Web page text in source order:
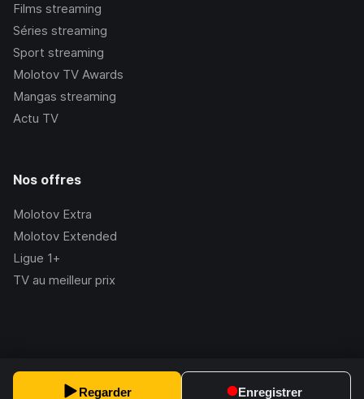
Regarder Enregistrer
Films streaming
Séries streaming
Sport streaming
Molotov TV Awards
Mangas streaming
Actu TV
Nos offres
Molotov Extra
Molotov Extended
Ligue 1+
TV au meilleur prix
2.228.1